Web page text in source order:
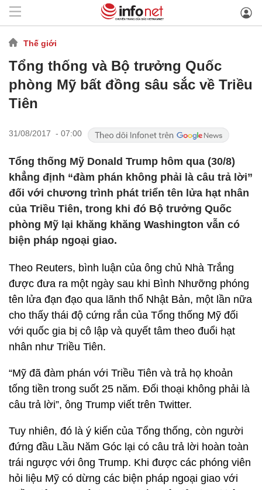
Thế giới
Tổng thống và Bộ trưởng Quốc
phòng Mỹ bất đồng sâu sắc về Triều
Tiên
31/08/2017 - 07:00
Tổng thống Mỹ Donald Trump hôm qua (30/8)
khẳng định “đàm phán không phải là câu trả lời”
đối với chương trình phát triển tên lửa hạt nhân
của Triều Tiên, trong khi đó Bộ trưởng Quốc
phòng Mỹ lại khăng khăng Washington vẫn có
biện pháp ngoại giao.
Theo Reuters, bình luận của ông chủ Nhà Trắng
được đưa ra một ngày sau khi Bình Nhưỡng phóng
tên lửa đạn đạo qua lãnh thổ Nhật Bản, một lần nữa
cho thấy thái độ cứng rắn của Tổng thống Mỹ đối
với quốc gia bị cô lập và quyết tâm theo đuổi hạt
nhân như Triều Tiên.
“Mỹ đã đàm phán với Triều Tiên và trả họ khoản
tống tiền trong suốt 25 năm. Đối thoại không phải là
câu trả lời”, ông Trump viết trên Twitter.
Tuy nhiên, đó là ý kiến của Tổng thống, còn người
đứng đầu Lầu Năm Góc lại có câu trả lời hoàn toàn
trái ngược với ông Trump. Khi được các phóng viên
hỏi liệu Mỹ có dừng các biện pháp ngoại giao với